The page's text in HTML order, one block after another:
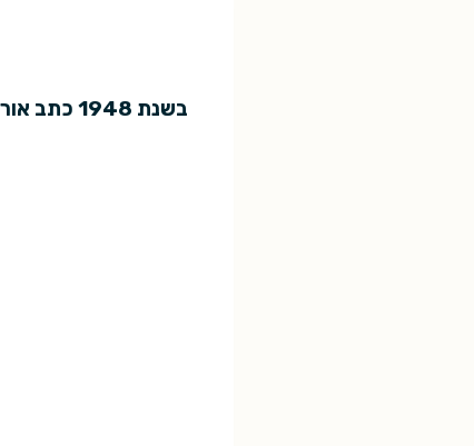
בשנת 1948 כתב אורוול את ספרו 1984. האם הוא מוסיף להיות רלוונטי גם כיום, אחרי ששה עשורים כמעט?